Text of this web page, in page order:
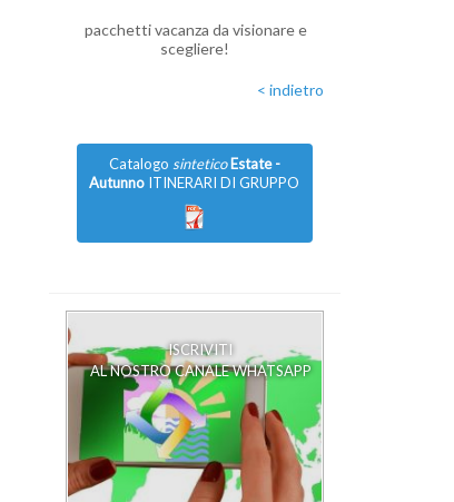
pacchetti vacanza da visionare e
scegliere!
< indietro
Catalogo sintetico Estate -
Autunno ITINERARI DI GRUPPO
ISCRIVITI
AL NOSTRO CANALE WHATSAPP